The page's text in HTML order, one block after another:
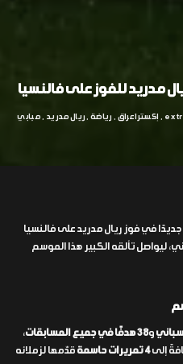
مدريد للفوز على فالنسيا
إكسترا عراق رياضة ريال مدريد مبابي
في فوز ريال مدريد على فالنسيا
ليواصل تألقه الكبير هذا الموسم
و38 هدفًا في جميع المسابقات
،
إلى4 تمريرات حاسمة
قدّمها لزملائه